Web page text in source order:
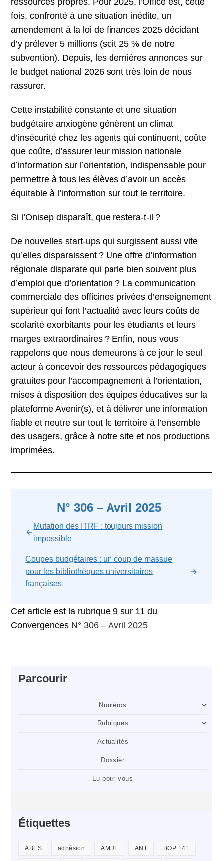
ressources propres. Pour 2025, l’Office est, cette
fois, confronté à une situation inédite, un
amendement à la loi de finances 2025 décidant
d’y prélever 5 millions (soit 25 % de notre
subvention). Depuis, les dernières annonces sur
le budget national 2026 sont très loin de nous
rassurer.
Cette instabilité constante et une situation
budgétaire anxiogène génèrent un climat
d’insécurité chez les agents qui continuent, coûte
que coûte, d’assurer leur mission nationale
d’information sur l’orientation, indispensable pour
permettre à tous les élèves d’avoir un accès
équitable à l’information sur tout le territoire.
Si l’Onisep disparaît, que restera-t-il ?
De nouvelles start-ups qui surgissent aussi vite
qu’elles disparaissent ? Une offre d’information
régionale disparate qui parle bien souvent plus
d’emploi que d’orientation ? La communication
commerciale des officines privées d’enseignement
supérieur qui font l’actualité avec leurs coûts de
scolarité exorbitants pour les étudiants et leurs
marges extraordinaires ? Enfin, nous vous
rappelons que nous demeurons à ce jour le seul
acteur à concevoir des ressources pédagogiques
gratuites pour l’accompagnement à l’orientation,
mises à disposition des équipes éducatives sur la
plateforme Avenir(s), et à délivrer une information
fiable et neutre sur tout le territoire à l’ensemble
des usagers, grâce à notre site et nos productions
imprimées.
N° 306 – Avril 2025
Mutation des ITRF : toujours mission
impossible
Coupes budgétaires : un coup de massue
pour les bibliothèques universitaires
françaises
Cet article est la rubrique 9 sur 11 du
Convergences N° 306 – Avril 2025
Parcourir
Numéros
Rubriques
Actualités
Dossier
Lu pour vous
Étiquettes
ABES adhésion AMUE ANT BOP 141